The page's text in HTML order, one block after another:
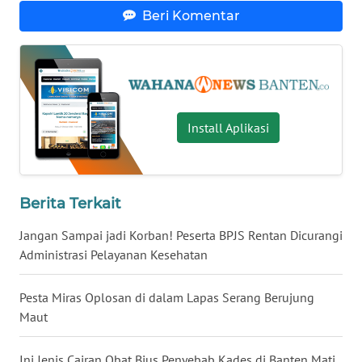
Beri Komentar
Install Aplikasi
Berita Terkait
Jangan Sampai jadi Korban! Peserta BPJS Rentan Dicurangi
Administrasi Pelayanan Kesehatan
Pesta Miras Oplosan di dalam Lapas Serang Berujung
Maut
WN
NUSANTARA
WN
JOGJA
WN
JATIM
BALI
WN
KALBAR
WN